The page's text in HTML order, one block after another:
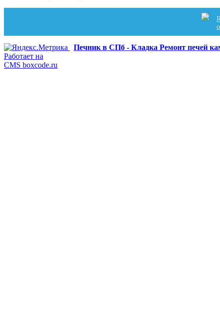
Печник в СПб - Кладка Ремонт печей
Работает на
CMS boxcode.ru